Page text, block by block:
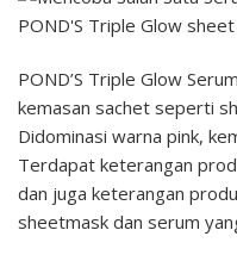
POND’S Triple Glow
kemasan sachet seperti
Didominasi warna pink,
Terdapat keterangan
dan juga keterangan
sheetmask dan serum